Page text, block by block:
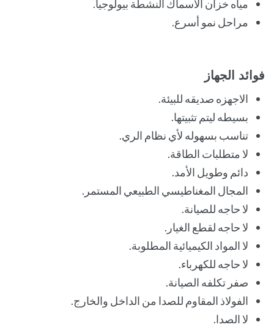
مياه خزان الأسماك النشطة بيولوجيا.
مراحل نمو أسرع.
فوائد الجهاز
الاجهزه صديقه للبيئة.
بسيطه ليتم تثبيتها.
تناسب بسهوله لأي نظام الري.
لا متطلبات الطاقة.
دائم وطويل الأمد.
المجال المغناطيسي الطبيعي المستمر.
لا حاجه للصيانة.
لا حاجه لقطع الغيار.
لا المواد الكيميائية المطلوبة.
لا حاجه للكهرباء.
صفر تكلفه الصيانة.
الفولاذ المقاوم للصدا من الداخل والخارج.
لا الصدا.